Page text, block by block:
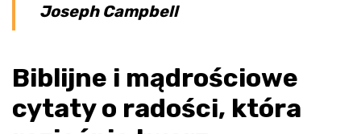
Joseph Campbell
Biblijne i mądrościowe
cytaty o radości, która